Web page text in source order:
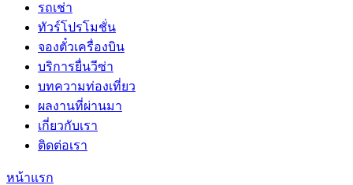
รถเช่า
ทัวร์โปรโมชั่น
จองตั๋วเครื่องบิน
บริการยื่นวีซ่า
บทความท่องเที่ยว
ผลงานที่ผ่านมา
เกี่ยวกับเรา
ติดต่อเรา
หน้าแรก